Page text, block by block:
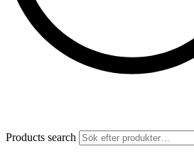
Products search